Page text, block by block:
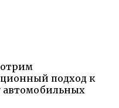
подход к
автомобильных